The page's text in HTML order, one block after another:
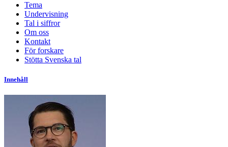
Tema
Undervisning
Tal i siffror
Om oss
Kontakt
För forskare
Stötta Svenska tal
Innehåll